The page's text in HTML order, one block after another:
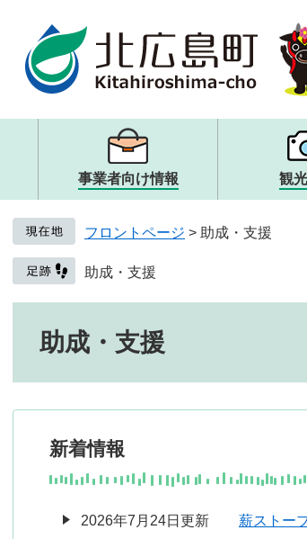
戸籍・住民票・証明
子ども・教育
健康・医療・福祉
生活・交通・動物
事業者向け情報
入札・契約
観
観光案内・ガイドブック
歴史・文化・アート
観光リンク・その他
町の概要
取り組み・提言
人権・男女共同参画
フロントページ > 助成・支援
助成・支援
助成・支援
新着情報
2026年7月24日更新 薪ストー